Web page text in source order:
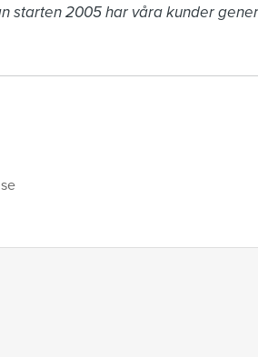
starten 2005 har våra kunder